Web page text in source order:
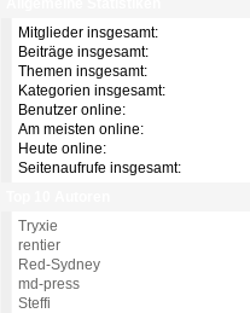
Mitglieder insgesamt:
Beiträge insgesamt:
Themen insgesamt:
Kategorien insgesamt:
Benutzer online:
Am meisten online:
Heute online:
Seitenaufrufe insgesamt:
Tryxie
rentier
Red-Sydney
md-press
Steffi